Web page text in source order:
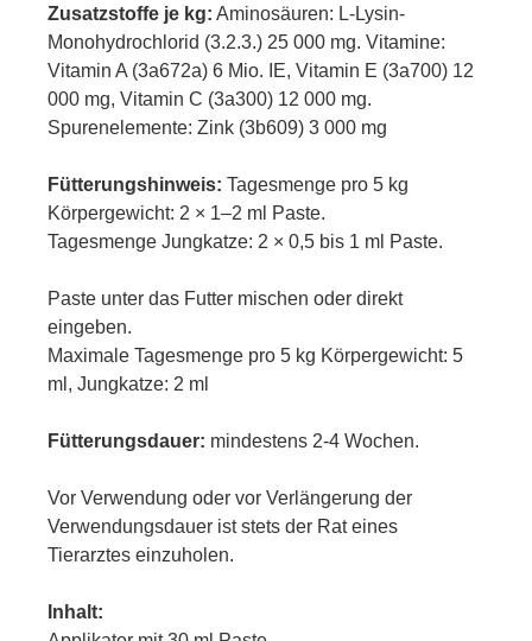
Zusatzstoffe je kg: Aminosäuren: L-Lysin-
Monohydrochlorid (3.2.3.) 25 000 mg. Vitamine:
Vitamin A (3a672a) 6 Mio. IE, Vitamin E (3a700) 12
000 mg, Vitamin C (3a300) 12 000 mg.
Spurenelemente: Zink (3b609) 3 000 mg
Fütterungshinweis: Tagesmenge pro 5 kg
Körpergewicht: 2 × 1–2 ml Paste.
Tagesmenge Jungkatze: 2 × 0,5 bis 1 ml Paste.
Paste unter das Futter mischen oder direkt
eingeben.
Maximale Tagesmenge pro 5 kg Körpergewicht: 5
ml, Jungkatze: 2 ml
Fütterungsdauer: mindestens 2-4 Wochen.
Vor Verwendung oder vor Verlängerung der
Verwendungsdauer ist stets der Rat eines
Tierarztes einzuholen.
Inhalt: